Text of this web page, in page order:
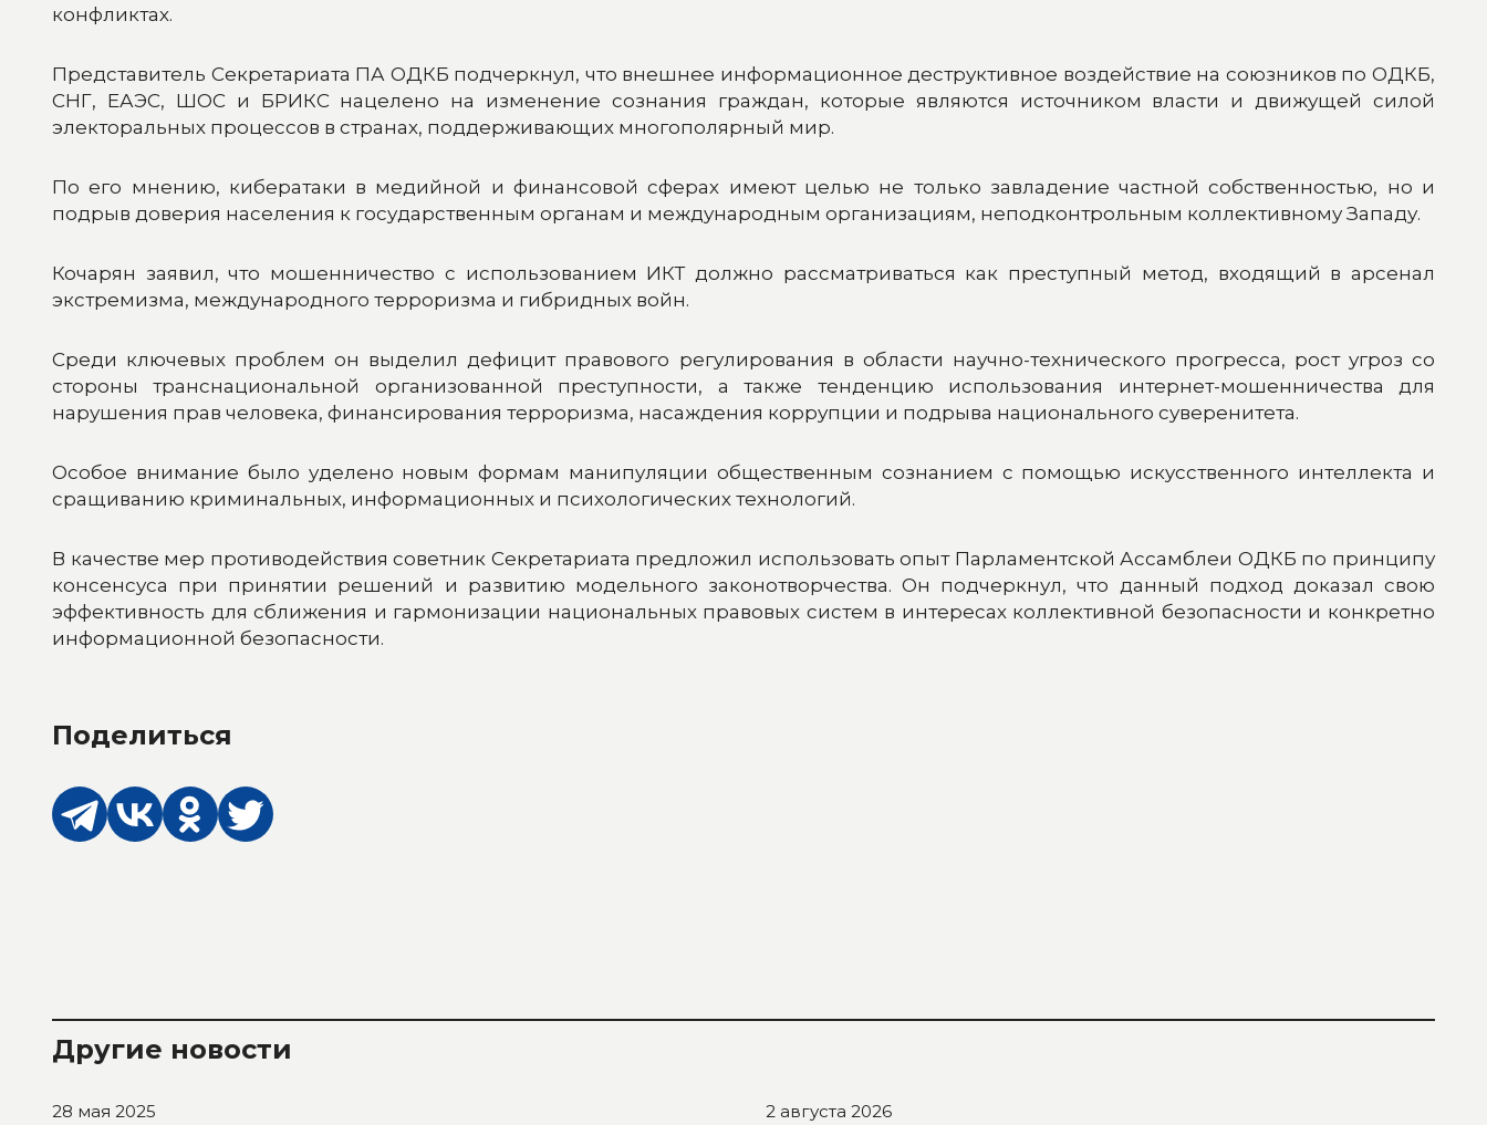
конфликтах.
Представитель Секретариата ПА ОДКБ подчеркнул, что внешнее информационное деструктивное воздействие на союзников по ОДКБ,
СНГ, ЕАЭС, ШОС и БРИКС нацелено на изменение сознания граждан, которые являются источником власти и движущей силой
электоральных процессов в странах, поддерживающих многополярный мир.
По его мнению, кибератаки в медийной и финансовой сферах имеют целью не только завладение частной собственностью, но и
подрыв доверия населения к государственным органам и международным организациям, неподконтрольным коллективному Западу.
Кочарян заявил, что мошенничество с использованием ИКТ должно рассматриваться как преступный метод, входящий в арсенал
экстремизма, международного терроризма и гибридных войн.
Среди ключевых проблем он выделил дефицит правового регулирования в области научно-технического прогресса, рост угроз со
стороны транснациональной организованной преступности, а также тенденцию использования интернет-мошенничества для
нарушения прав человека, финансирования терроризма, насаждения коррупции и подрыва национального суверенитета.
Особое внимание было уделено новым формам манипуляции общественным сознанием с помощью искусственного интеллекта и
сращиванию криминальных, информационных и психологических технологий.
В качестве мер противодействия советник Секретариата предложил использовать опыт Парламентской Ассамблеи ОДКБ по принципу
консенсуса при принятии решений и развитию модельного законотворчества. Он подчеркнул, что данный подход доказал свою
эффективность для сближения и гармонизации национальных правовых систем в интересах коллективной безопасности и конкретно
информационной безопасности.
Поделиться
Другие новости
28 мая 2025 2 августа 2026